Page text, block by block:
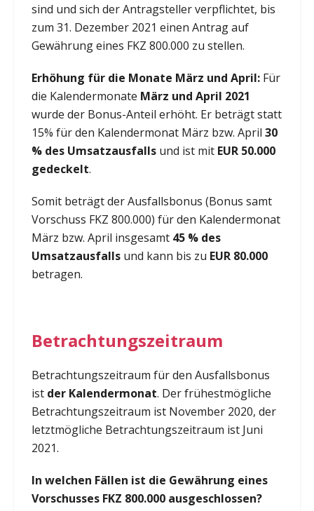
sind und sich der Antragsteller verpflichtet, bis
zum 31. Dezember 2021 einen Antrag auf
Gewährung eines FKZ 800.000 zu stellen.
Erhöhung für die Monate März und April: Für
die Kalendermonate März und April 2021
wurde der Bonus-Anteil erhöht. Er beträgt statt
15% für den Kalendermonat März bzw. April 30
% des Umsatzausfallsund ist mit EUR 50.000
gedeckelt.
Somit beträgt der Ausfallsbonus (Bonus samt
Vorschuss FKZ 800.000) für den Kalendermonat
März bzw. April insgesamt 45 % des
Umsatzausfallsund kann bis zu EUR 80.000
betragen.
Betrachtungszeitraum
Betrachtungszeitraum für den Ausfallsbonus
ist der Kalendermonat. Der frühestmögliche
Betrachtungszeitraum ist November 2020, der
letztmögliche Betrachtungszeitraum ist Juni
2021.
In welchen Fällen ist die Gewährung eines
Vorschusses FKZ 800.000 ausgeschlossen?